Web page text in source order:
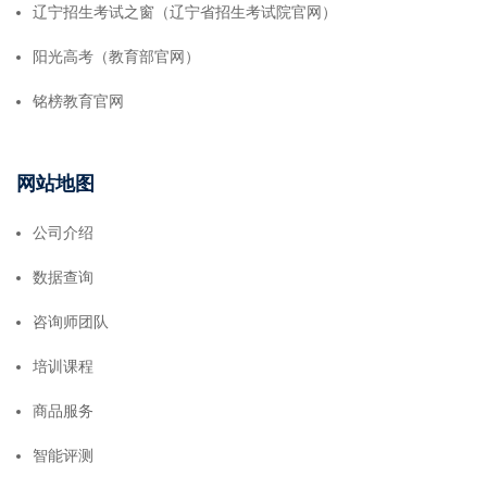
辽宁招生考试之窗（辽宁省招生考试院官网）
阳光高考（教育部官网）
铭榜教育官网
网站地图
公司介绍
数据查询
咨询师团队
培训课程
商品服务
智能评测